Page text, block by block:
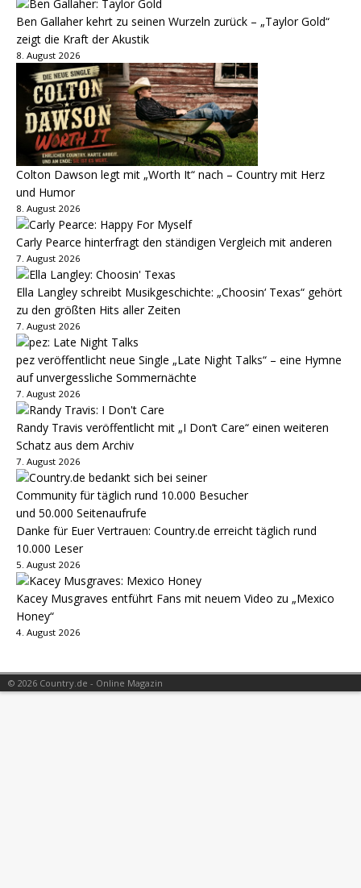
Ben Gallaher kehrt zu seinen Wurzeln zurück – „Taylor Gold“
zeigt die Kraft der Akustik
8. August 2026
Colton Dawson legt mit „Worth It“ nach – Country mit Herz
und Humor
8. August 2026
Carly Pearce hinterfragt den ständigen Vergleich mit anderen
7. August 2026
Ella Langley schreibt Musikgeschichte: „Choosin‘ Texas“ gehört
zu den größten Hits aller Zeiten
7. August 2026
pez veröffentlicht neue Single „Late Night Talks“ – eine Hymne
auf unvergessliche Sommernächte
7. August 2026
Randy Travis veröffentlicht mit „I Don’t Care“ einen weiteren
Schatz aus dem Archiv
7. August 2026
Danke für Euer Vertrauen: Country.de erreicht täglich rund
10.000 Leser
5. August 2026
Kacey Musgraves entführt Fans mit neuem Video zu „Mexico
Honey“
4. August 2026
© 2026 Country.de - Online Magazin